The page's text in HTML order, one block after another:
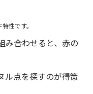
性です。
み合わせると、赤の
ル点を探すのが得策